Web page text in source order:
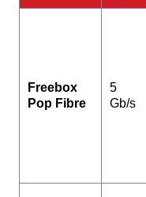
Freebox
Pop Fibre
5
Gb/s